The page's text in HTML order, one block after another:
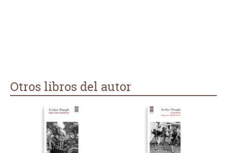
Otros libros del autor